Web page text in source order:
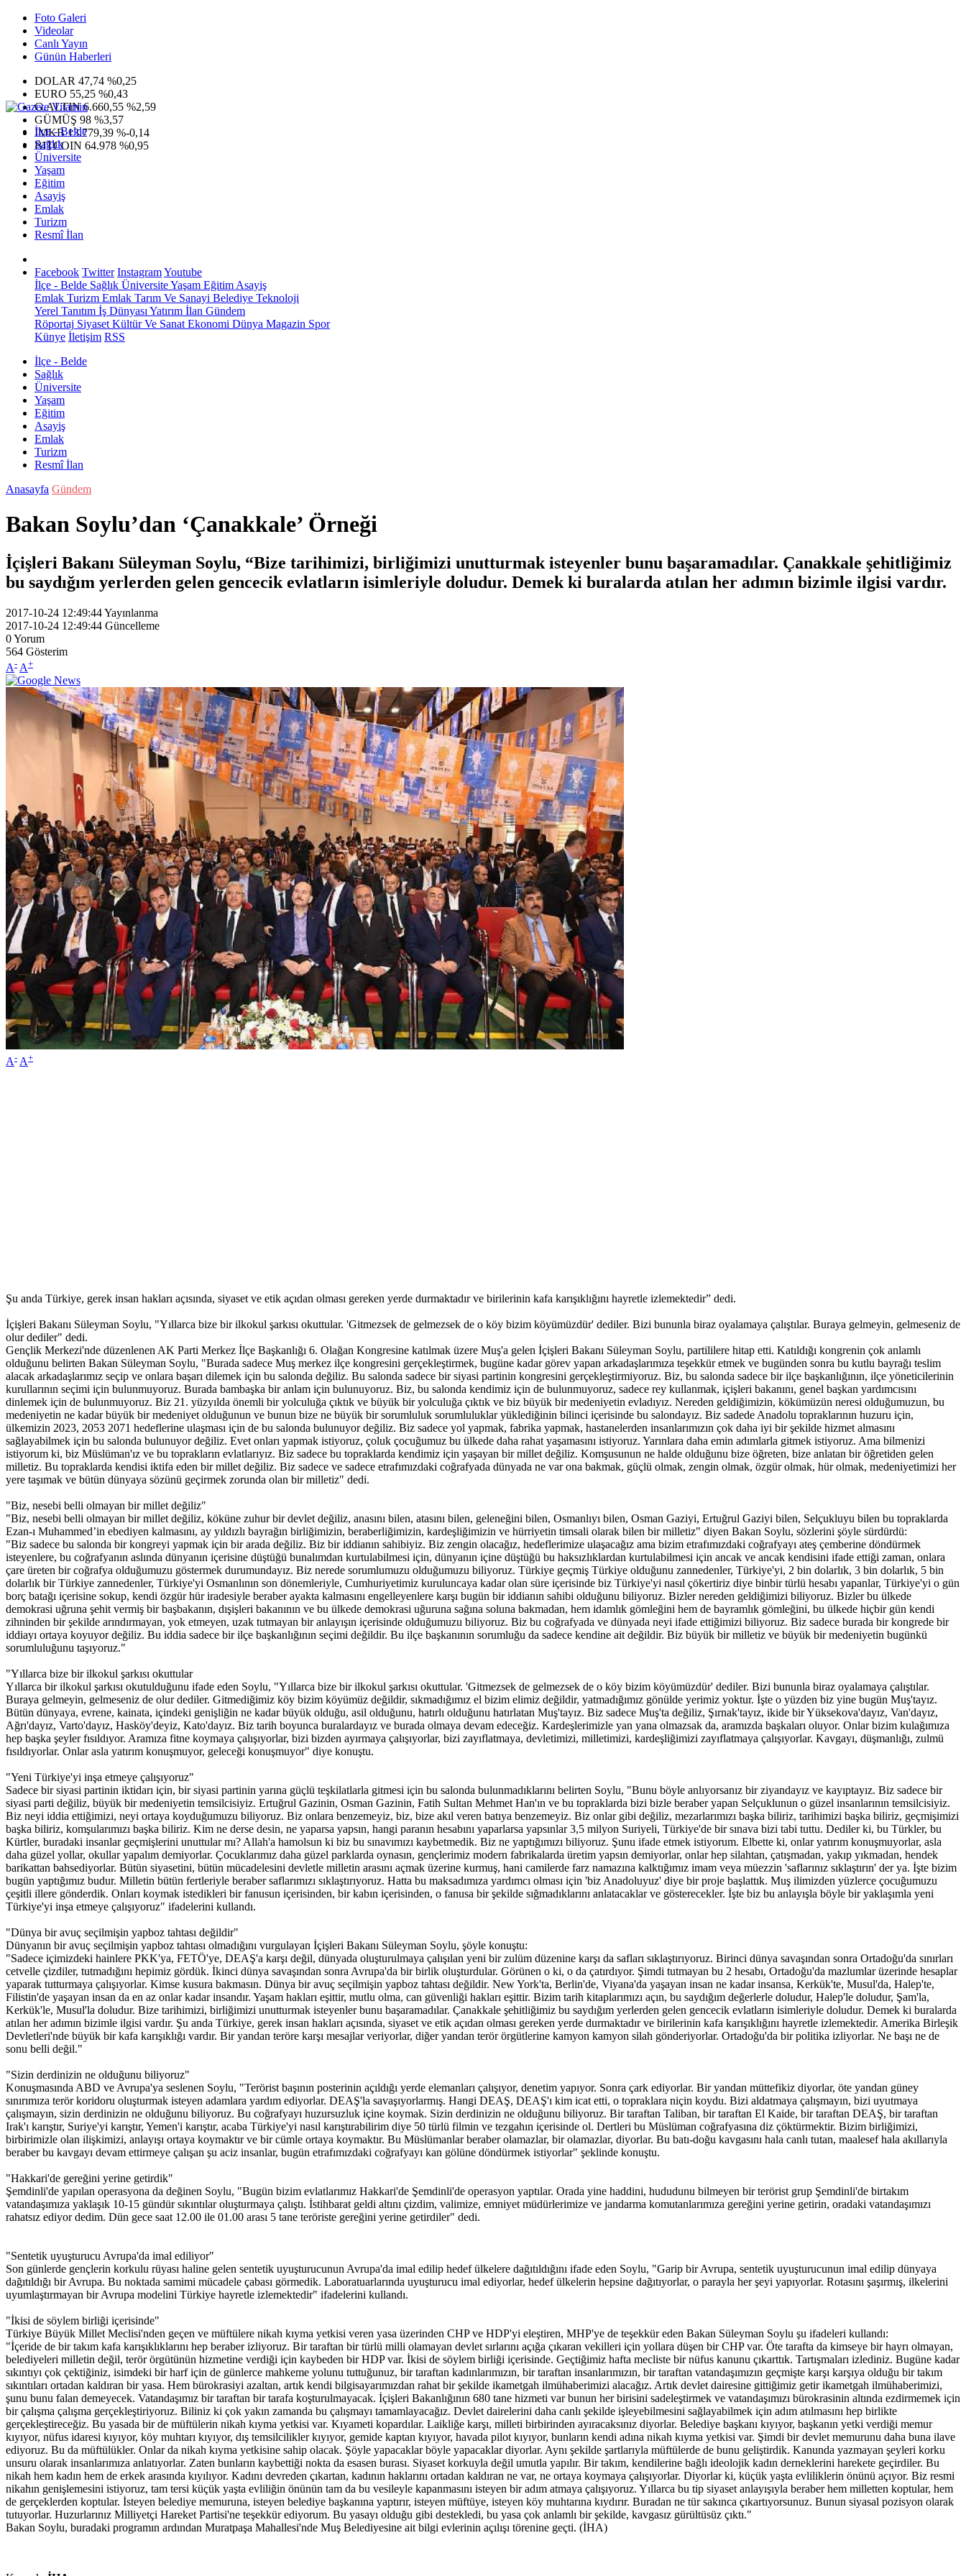
Foto Galeri
Videolar
Canlı Yayın
Günün Haberleri
DOLAR 47,74 %0,25
EURO 55,25 %0,43
G.ALTIN6.660,55 %2,59
GÜMÜŞ 98 %3,57
IMKB13.779,39 %-0,14
BITCOIN 64.978 %0,95
İlçe - Belde
Sağlık
Üniversite
Yaşam
Eğitim
Asayiş
Emlak
Turizm
Resmî İlan
Facebook Twitter InstagramYoutube
İlçe - Belde Sağlık ÜniversiteYaşam Eğitim Asayiş
Emlak Turizm Emlak Tarım Ve Sanayi Belediye Teknoloji
Yerel Tanıtım İş Dünyası Yatırım İlan Gündem
Röportaj Siyaset Kültür Ve Sanat Ekonomi Dünya Magazin Spor
Künye İletişim RSS
İlçe - Belde
Sağlık
Üniversite
Yaşam
Eğitim
Asayiş
Emlak
Turizm
Resmî İlan
Anasayfa Gündem
Bakan Soylu’dan ‘Çanakkale’ Örneği
İçişleri Bakanı Süleyman Soylu, “Bize tarihimizi, birliğimizi unutturmak isteyenler bunu başaramadılar. Çanakkale şehitliğimiz
bu saydığım yerlerden gelen gencecik evlatların isimleriyle doludur. Demek ki buralarda atılan her adımın bizimle ilgisi vardır.
2017-10-24 12:49:44Yayınlanma
2017-10-24 12:49:44 Güncelleme
0Yorum
564 Gösterim
A- A+
A- A+
Şu anda Türkiye, gerek insan hakları açısında, siyaset ve etik açıdan olması gereken yerde durmaktadır ve birilerinin kafa karışıklığını hayretle izlemektedir” dedi.
İçişleri Bakanı Süleyman Soylu, "Yıllarca bize bir ilkokul şarkısı okuttular. 'Gitmezsek de gelmezsek de o köy bizim köyümüzdür' dediler. Bizi bununla biraz oyalamaya çalıştılar. Buraya gelmeyin, gelmeseniz de
olur dediler" dedi.
Gençlik Merkezi'nde düzenlenen AK Parti Merkez İlçe Başkanlığı 6. Olağan Kongresine katılmak üzere Muş'a gelen İçişleri Bakanı Süleyman Soylu, partililere hitap etti. Katıldığı kongrenin çok anlamlı
olduğunu belirten Bakan Süleyman Soylu, "Burada sadece Muş merkez ilçe kongresini gerçekleştirmek, bugüne kadar görev yapan arkadaşlarımıza teşekkür etmek ve bugünden sonra bu kutlu bayrağı teslim
alacak arkadaşlarımız seçip ve onlara başarı dilemek için bu salonda değiliz. Bu salonda sadece bir siyasi partinin kongresini gerçekleştirmiyoruz. Biz, bu salonda sadece bir ilçe başkanlığının, ilçe yöneticilerinin
kurullarının seçimi için bulunmuyoruz. Burada bambaşka bir anlam için bulunuyoruz. Biz, bu salonda kendimiz için de bulunmuyoruz, sadece rey kullanmak, içişleri bakanını, genel başkan yardımcısını
dinlemek için de bulunmuyoruz. Biz 21. yüzyılda önemli bir yolculuğa çıktık ve büyük bir yolculuğa çıktık ve biz büyük bir medeniyetin evladıyız. Nereden geldiğimizin, kökümüzün neresi olduğumuzun, bu
medeniyetin ne kadar büyük bir medeniyet olduğunun ve bunun bize ne büyük bir sorumluluk sorumluluklar yüklediğinin bilinci içerisinde bu salondayız. Biz sadede Anadolu topraklarının huzuru için,
ülkemizin 2023, 2053 2071 hedeflerine ulaşması için de bu salonda bulunuyor değiliz. Biz sadece yol yapmak, fabrika yapmak, hastanelerden insanlarımızın çok daha iyi bir şekilde hizmet almasını
sağlayabilmek için bu salonda bulunuyor değiliz. Evet onları yapmak istiyoruz, çoluk çocuğumuz bu ülkede daha rahat yaşamasını istiyoruz. Yarınlara daha emin adımlarla gitmek istiyoruz. Ama bilmenizi
istiyorum ki, biz Müslüman'ız ve bu toprakların evlatlarıyız. Biz sadece bu topraklarda kendimiz için yaşayan bir millet değiliz. Komşusunun ne halde olduğunu bize öğreten, bize anlatan bir öğretiden gelen
milletiz. Bu topraklarda kendisi iktifa eden bir millet değiliz. Biz sadece ve sadece etrafımızdaki coğrafyada dünyada ne var ona bakmak, güçlü olmak, zengin olmak, özgür olmak, hür olmak, medeniyetimizi her
yere taşımak ve bütün dünyaya sözünü geçirmek zorunda olan bir milletiz" dedi.
"Biz, nesebi belli olmayan bir millet değiliz"
"Biz, nesebi belli olmayan bir millet değiliz, köküne zuhur bir devlet değiliz, anasını bilen, atasını bilen, geleneğini bilen, Osmanlıyı bilen, Osman Gaziyi, Ertuğrul Gaziyi bilen, Selçukluyu bilen bu topraklarda
Ezan-ı Muhammed’in ebediyen kalmasını, ay yıldızlı bayrağın birliğimizin, beraberliğimizin, kardeşliğimizin ve hürriyetin timsali olarak bilen bir milletiz" diyen Bakan Soylu, sözlerini şöyle sürdürdü:
"Biz sadece bu salonda bir kongreyi yapmak için bir arada değiliz. Biz bir iddianın sahibiyiz. Biz zengin olacağız, hedeflerimize ulaşacağız ama bizim etrafımızdaki coğrafyayı ateş çemberine döndürmek
isteyenlere, bu coğrafyanın aslında dünyanın içerisine düştüğü bunalımdan kurtulabilmesi için, dünyanın içine düştüğü bu haksızlıklardan kurtulabilmesi için ancak ve ancak kendisini ifade ettiği zaman, onlara
çare üreten bir coğrafya olduğumuzu göstermek durumundayız. Biz nerede sorumlumuzu olduğumuzu biliyoruz. Türkiye geçmiş Türkiye olduğunu zannedenler, Türkiye'yi, 2 bin dolarlık, 3 bin dolarlık, 5 bin
dolarlık bir Türkiye zannedenler, Türkiye'yi Osmanlının son dönemleriyle, Cumhuriyetimiz kuruluncaya kadar olan süre içerisinde biz Türkiye'yi nasıl çökertiriz diye binbir türlü hesabı yapanlar, Türkiye'yi o gün
borç batağı içerisine sokup, kendi özgür hür iradesiyle beraber ayakta kalmasını engelleyenlere karşı bugün bir iddianın sahibi olduğunu biliyoruz. Bizler nereden geldiğimizi biliyoruz. Bizler bu ülkede
demokrasi uğruna şehit vermiş bir başbakanın, dışişleri bakanının ve bu ülkede demokrasi uğuruna sağına soluna bakmadan, hem idamlık gömleğini hem de bayramlık gömleğini, bu ülkede hiçbir gün kendi
zihninden bir şekilde arındırmayan, yok etmeyen, uzak tutmayan bir anlayışın içerisinde olduğumuzu biliyoruz. Biz bu coğrafyada ve dünyada neyi ifade ettiğimizi biliyoruz. Biz sadece burada bir kongrede bir
iddiayı ortaya koyuyor değiliz. Bu iddia sadece bir ilçe başkanlığının seçimi değildir. Bu ilçe başkanının sorumluğu da sadece kendine ait değildir. Biz büyük bir milletiz ve büyük bir medeniyetin bugünkü
sorumluluğunu taşıyoruz."
"Yıllarca bize bir ilkokul şarkısı okuttular
Yıllarca bir ilkokul şarkısı okutulduğunu ifade eden Soylu, "Yıllarca bize bir ilkokul şarkısı okuttular. 'Gitmezsek de gelmezsek de o köy bizim köyümüzdür' dediler. Bizi bununla biraz oyalamaya çalıştılar.
Buraya gelmeyin, gelmeseniz de olur dediler. Gitmediğimiz köy bizim köyümüz değildir, sıkmadığımız el bizim elimiz değildir, yatmadığımız gönülde yerimiz yoktur. İşte o yüzden biz yine bugün Muş'tayız.
Bütün dünyaya, evrene, kainata, içindeki genişliğin ne kadar büyük olduğu, asil olduğunu, hatırlı olduğunu hatırlatan Muş'tayız. Biz sadece Muş'ta değiliz, Şırnak'tayız, ikide bir Yüksekova'dayız, Van'dayız,
Ağrı'dayız, Varto'dayız, Hasköy'deyiz, Kato'dayız. Biz tarih boyunca buralardayız ve burada olmaya devam edeceğiz. Kardeşlerimizle yan yana olmazsak da, aramızda başkaları oluyor. Onlar bizim kulağımıza
hep başka şeyler fısıldıyor. Aramıza fitne koymaya çalışıyorlar, bizi bizden ayırmaya çalışıyorlar, bizi zayıflatmaya, devletimizi, milletimizi, kardeşliğimizi zayıflatmaya çalışıyorlar. Kavgayı, düşmanlığı, zulmü
fısıldıyorlar. Onlar asla yatırım konuşmuyor, geleceği konuşmuyor" diye konuştu.
"Yeni Türkiye'yi inşa etmeye çalışıyoruz"
Sadece bir siyasi partinin iktidarı için, bir siyasi partinin yarına güçlü teşkilatlarla gitmesi için bu salonda bulunmadıklarını belirten Soylu, "Bunu böyle anlıyorsanız bir ziyandayız ve kayıptayız. Biz sadece bir
siyasi parti değiliz, büyük bir medeniyetin temsilcisiyiz. Ertuğrul Gazinin, Osman Gazinin, Fatih Sultan Mehmet Han'ın ve bu topraklarda bizi bizle beraber yapan Selçuklunun o güzel insanlarının temsilcisiyiz.
Biz neyi iddia ettiğimizi, neyi ortaya koyduğumuzu biliyoruz. Biz onlara benzemeyiz, biz, bize akıl veren batıya benzemeyiz. Biz onlar gibi değiliz, mezarlarımızı başka biliriz, tarihimizi başka biliriz, geçmişimizi
başka biliriz, komşularımızı başka biliriz. Kim ne derse desin, ne yaparsa yapsın, hangi paranın hesabını yaparlarsa yapsınlar 3,5 milyon Suriyeli, Türkiye'de bir sınava bizi tabi tuttu. Dediler ki, bu Türkler, bu
Kürtler, buradaki insanlar geçmişlerini unuttular mı? Allah'a hamolsun ki biz bu sınavımızı kaybetmedik. Biz ne yaptığımızı biliyoruz. Şunu ifade etmek istiyorum. Elbette ki, onlar yatırım konuşmuyorlar, asla
daha güzel yollar, okullar yapalım demiyorlar. Çocuklarımız daha güzel parklarda oynasın, gençlerimiz modern fabrikalarda üretim yapsın demiyorlar, onlar hep silahtan, çatışmadan, yakıp yıkmadan, hendek
barikattan bahsediyorlar. Bütün siyasetini, bütün mücadelesini devletle milletin arasını açmak üzerine kurmuş, hani camilerde farz namazına kalktığımız imam veya müezzin 'saflarınız sıklaştırın' der ya. İşte bizim
bugün yaptığımız budur. Milletin bütün fertleriyle beraber saflarımızı sıklaştırıyoruz. Hatta bu maksadımıza yardımcı olması için 'biz Anadoluyuz' diye bir proje başlattık. Muş ilimizden yüzlerce çocuğumuzu
çeşitli illere gönderdik. Onları koymak istedikleri bir fanusun içerisinden, bir kabın içerisinden, o fanusa bir şekilde sığmadıklarını anlatacaklar ve gösterecekler. İşte biz bu anlayışla böyle bir yaklaşımla yeni
Türkiye'yi inşa etmeye çalışıyoruz" ifadelerini kullandı.
"Dünya bir avuç seçilmişin yapboz tahtası değildir"
Dünyanın bir avuç seçilmişin yapboz tahtası olmadığını vurgulayan İçişleri Bakanı Süleyman Soylu, şöyle konuştu:
"Sadece içimizdeki hainlere PKK'ya, FETÖ'ye, DEAŞ'a karşı değil, dünyada oluşturulmaya çalışılan yeni bir zulüm düzenine karşı da safları sıklaştırıyoruz. Birinci dünya savaşından sonra Ortadoğu'da sınırları
cetvelle çizdiler, tutmadığını hepimiz gördük. İkinci dünya savaşından sonra Avrupa'da bir birlik oluşturdular. Görünen o ki, o da çatırdıyor. Şimdi tutmayan bu 2 hesabı, Ortadoğu'da mazlumlar üzerinde hesaplar
yaparak tutturmaya çalışıyorlar. Kimse kusura bakmasın. Dünya bir avuç seçilmişin yapboz tahtası değildir. New York'ta, Berlin'de, Viyana'da yaşayan insan ne kadar insansa, Kerkük'te, Musul'da, Halep'te,
Filistin'de yaşayan insan da en az onlar kadar insandır. Yaşam hakları eşittir, mutlu olma, can güvenliği hakları eşittir. Bizim tarih kitaplarımızı açın, bu saydığım değerlerle doludur, Halep'le doludur, Şam'la,
Kerkük'le, Musul'la doludur. Bize tarihimizi, birliğimizi unutturmak isteyenler bunu başaramadılar. Çanakkale şehitliğimiz bu saydığım yerlerden gelen gencecik evlatların isimleriyle doludur. Demek ki buralarda
atılan her adımın bizimle ilgisi vardır. Şu anda Türkiye, gerek insan hakları açısında, siyaset ve etik açıdan olması gereken yerde durmaktadır ve birilerinin kafa karışıklığını hayretle izlemektedir. Amerika Birleşik
Devletleri'nde büyük bir kafa karışıklığı vardır. Bir yandan teröre karşı mesajlar veriyorlar, diğer yandan terör örgütlerine kamyon kamyon silah gönderiyorlar. Ortadoğu'da bir politika izliyorlar. Ne başı ne de
sonu belli değil."
"Sizin derdinizin ne olduğunu biliyoruz"
Konuşmasında ABD ve Avrupa'ya seslenen Soylu, "Terörist başının posterinin açıldığı yerde elemanları çalışıyor, denetim yapıyor. Sonra çark ediyorlar. Bir yandan müttefikiz diyorlar, öte yandan güney
sınırımıza terör koridoru oluşturmak isteyen adamlara yardım ediyorlar. DEAŞ'la savaşıyorlarmış. Hangi DEAŞ, DEAŞ'ı kim icat etti, o topraklara niçin koydu. Bizi aldatmaya çalışmayın, bizi uyutmaya
çalışmayın, sizin derdinizin ne olduğunu biliyoruz. Bu coğrafyayı huzursuzluk içine koymak. Sizin derdinizin ne olduğunu biliyoruz. Bir taraftan Taliban, bir taraftan El Kaide, bir taraftan DEAŞ, bir taraftan
Irak'ı karıştır, Suriye'yi karıştır, Yemen'i karıştır, acaba Türkiye'yi nasıl karıştırabilirim diye 50 türlü filmin ve tezgahın içerisinde ol. Dertleri bu Müslüman coğrafyasına diz çöktürmektir. Bizim birliğimizi,
birbirimizle olan ilişkimizi, anlayışı ortaya koymaktır ve bir cümle ortaya koymaktır. Bu Müslümanlar beraber olamazlar, bir olamazlar, diyorlar. Bu batı-doğu kavgasını hala canlı tutan, maalesef hala akıllarıyla
beraber bu kavgayı devam ettirmeye çalışan şu aciz insanlar, bugün etrafımızdaki coğrafyayı kan gölüne döndürmek istiyorlar" şeklinde konuştu.
"Hakkari'de gereğini yerine getirdik"
Şemdinli'de yapılan operasyona da değinen Soylu, "Bugün bizim evlatlarımız Hakkari'de Şemdinli'de operasyon yaptılar. Orada yine haddini, hududunu bilmeyen bir terörist grup Şemdinli'de birtakım
vatandaşımıza yaklaşık 10-15 gündür sıkıntılar oluşturmaya çalıştı. İstihbarat geldi altını çizdim, valimize, emniyet müdürlerimize ve jandarma komutanlarımıza gereğini yerine getirin, oradaki vatandaşımızı
rahatsız ediyor dedim. Dün gece saat 12.00 ile 01.00 arası 5 tane teröriste gereğini yerine getirdiler" dedi.
"Sentetik uyuşturucu Avrupa'da imal ediliyor"
Son günlerde gençlerin korkulu rüyası haline gelen sentetik uyuşturucunun Avrupa'da imal edilip hedef ülkelere dağıtıldığını ifade eden Soylu, "Garip bir Avrupa, sentetik uyuşturucunun imal edilip dünyaya
dağıtıldığı bir Avrupa. Bu noktada samimi mücadele çabası görmedik. Laboratuarlarında uyuşturucu imal ediyorlar, hedef ülkelerin hepsine dağıtıyorlar, o parayla her şeyi yapıyorlar. Rotasını şaşırmış, ilkelerini
uyumlaştırmayan bir Avrupa modelini Türkiye hayretle izlemektedir" ifadelerini kullandı.
"İkisi de söylem birliği içerisinde"
Türkiye Büyük Millet Meclisi'nden geçen ve müftülere nikah kıyma yetkisi veren yasa üzerinden CHP ve HDP'yi eleştiren, MHP'ye de teşekkür eden Bakan Süleyman Soylu şu ifadeleri kullandı:
"İçeride de bir takım kafa karışıklıklarını hep beraber izliyoruz. Bir taraftan bir türlü milli olamayan devlet sırlarını açığa çıkaran vekilleri için yollara düşen bir CHP var. Öte tarafta da kimseye bir hayrı olmayan,
belediyeleri milletin değil, terör örgütünün hizmetine verdiği için kaybeden bir HDP var. İkisi de söylem birliği içerisinde. Geçtiğimiz hafta mecliste bir nüfus kanunu çıkarttık. Tartışmaları izlediniz. Bugüne kadar
sıkıntıyı çok çektiğiniz, isimdeki bir harf için de günlerce mahkeme yolunu tuttuğunuz, bir taraftan kadınlarımızın, bir taraftan insanlarımızın, bir taraftan vatandaşımızın geçmişte karşı karşıya olduğu bir takım
sıkıntıları ortadan kaldıran bir yasa. Hem bürokrasiyi azaltan, artık kendi bilgisayarımızdan rahat bir şekilde ikametgah ilmühaberimizi alacağız. Artık devlet dairesine gittiğimiz getir ikametgah ilmühaberimizi,
şunu bunu falan demeyecek. Vatandaşımız bir taraftan bir tarafa koşturulmayacak. İçişleri Bakanlığının 680 tane hizmeti var bunun her birisini sadeleştirmek ve vatandaşımızı bürokrasinin altında ezdirmemek için
bir çalışma çalışma gerçekleştiriyoruz. Biliniz ki çok yakın zamanda bu çalışmayı tamamlayacağız. Devlet dairelerini daha canlı şekilde işleyebilmesini sağlayabilmek için adım atılmasını hep birlikte
gerçekleştireceğiz. Bu yasada bir de müftülerin nikah kıyma yetkisi var. Kıyameti kopardılar. Laikliğe karşı, milleti birbirinden ayıracaksınız diyorlar. Belediye başkanı kıyıyor, başkanın yetki verdiği memur
kıyıyor, nüfus idaresi kıyıyor, köy muhtarı kıyıyor, dış temsilcilikler kıyıyor, gemide kaptan kıyıyor, havada pilot kıyıyor, bunların kendi adına nikah kıyma yetkisi var. Şimdi bir devlet memurunu daha buna ilave
ediyoruz. Bu da müftülükler. Onlar da nikah kıyma yetkisine sahip olacak. Şöyle yapacaklar böyle yapacaklar diyorlar. Aynı şekilde şartlarıyla müftülerde de bunu geliştirdik. Kanunda yazmayan şeyleri korku
unsuru olarak insanlarımıza anlatıyorlar. Zaten bunların kaybettiği nokta da esasen burası. Siyaset korkuyla değil umutla yapılır. Bir takım, kendilerine bağlı ideolojik kadın derneklerini harekete geçirdiler. Bu
nikah hem kadın hem de erkek arasında kıyılıyor. Kadını devreden çıkartan, kadının haklarını ortadan kaldıran ne var, ne ortaya koymaya çalışıyorlar. Diyorlar ki, küçük yaşta evliliklerin önünü açıyor. Biz resmi
nikahın genişlemesini istiyoruz, tam tersi küçük yaşta evliliğin önünün tam da bu vesileyle kapanmasını isteyen bir adım atmaya çalışıyoruz. Yıllarca bu tip siyaset anlayışıyla beraber hem milletten koptular, hem
de gerçeklerden koptular. İsteyen belediye memuruna, isteyen belediye başkanına yaptırır, isteyen müftüye, isteyen köy muhtarına kıydırır. Buradan ne tür sakınca çıkartıyorsunuz. Bunun siyasal pozisyon olarak
tutuyorlar. Huzurlarınız Milliyetçi Hareket Partisi'ne teşekkür ediyorum. Bu yasayı olduğu gibi destekledi, bu yasa çok anlamlı bir şekilde, kavgasız gürültüsüz çıktı."
Bakan Soylu, buradaki programın ardından Muratpaşa Mahallesi'nde Muş Belediyesine ait bilgi evlerinin açılışı törenine geçti. (İHA)